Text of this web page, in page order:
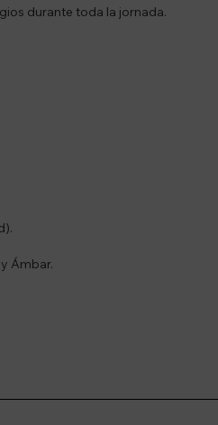
durante toda la jornada.
Ámbar.